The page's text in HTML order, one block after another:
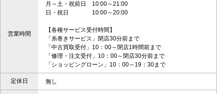
営業時間
月～土・祝前日 10:00～21:00
日・祝日 10:00～20:00
【各種サービス受付時間】
「糸巻きサービス」閉店30分前まで
「中古買取受付」10：00～閉店1時間前まで
「修理・注文受付」10：00～閉店30分前まで
「ショッピングローン」10：00～19：30まで
定休日 無し